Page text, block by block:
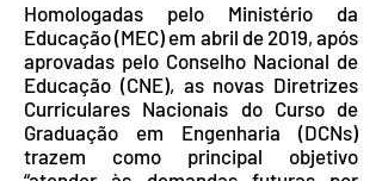
Homologadas pelo Ministério da
Educação (MEC) em abril de 2019, após
aprovadas pelo Conselho Nacional de
Educação (CNE), as novas Diretrizes
Curriculares Nacionais do Curso de
Graduação em Engenharia (DCNs)
trazem como principal objetivo